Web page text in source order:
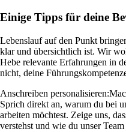
Einige Tipps für deine
Lebenslauf auf den Punkt
klar und übersichtlich ist. Wir
Hebe relevante Erfahrungen in
nicht, deine
Anschreiben personalisieren:
Sprich direkt an, warum du bei
arbeiten möchtest. Zeige uns,
verstehst und wie du unser